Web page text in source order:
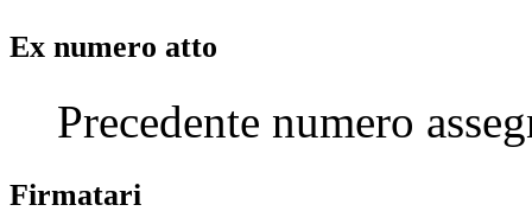
Ex numero atto
Precedente numero
Firmatari